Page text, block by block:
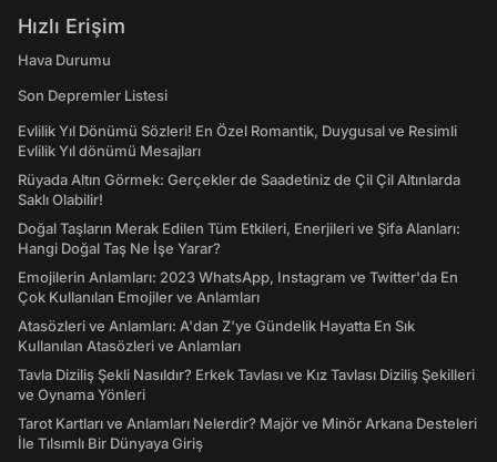
Hızlı Erişim
Hava Durumu
Son Depremler Listesi
Evlilik Yıl Dönümü Sözleri! En Özel Romantik, Duygusal ve Resimli
Evlilik Yıl dönümü Mesajları
Rüyada Altın Görmek: Gerçekler de Saadetiniz de Çil Çil Altınlarda
Saklı Olabilir!
Doğal Taşların Merak Edilen Tüm Etkileri, Enerjileri ve Şifa Alanları:
Hangi Doğal Taş Ne İşe Yarar?
Emojilerin Anlamları: 2023 WhatsApp, Instagram ve Twitter'da En
Çok Kullanılan Emojiler ve Anlamları
Atasözleri ve Anlamları: A'dan Z'ye Gündelik Hayatta En Sık
Kullanılan Atasözleri ve Anlamları
Tavla Diziliş Şekli Nasıldır? Erkek Tavlası ve Kız Tavlası Diziliş Şekilleri
ve Oynama Yönleri
Tarot Kartları ve Anlamları Nelerdir? Majör ve Minör Arkana Desteleri
İle Tılsımlı Bir Dünyaya Giriş